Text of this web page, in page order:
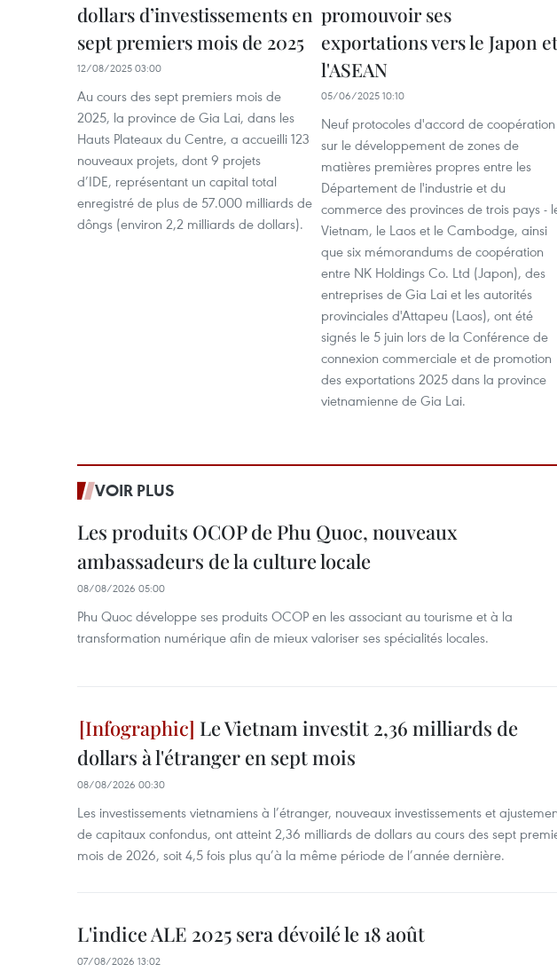
dollars d’investissements en
sept premiers mois de 2025
12/08/2025 03:00
Au cours des sept premiers mois de
2025, la province de Gia Lai, dans les
Hauts Plateaux du Centre, a accueilli 123
nouveaux projets, dont 9 projets
d’IDE, représentant un capital total
enregistré de plus de 57.000 milliards de
dôngs (environ 2,2 milliards de dollars).
promouvoir ses
exportations vers le Japon et
l'ASEAN
05/06/2025 10:10
Neuf protocoles d'accord de coopération
sur le développement de zones de
matières premières propres entre les
Département de l'industrie et du
commerce des provinces de trois pays -
Vietnam, le Laos et le Cambodge, ainsi
que six mémorandums de coopération
entre NK Holdings Co. Ltd (Japon), des
entreprises de Gia Lai et les autorités
provinciales d'Attapeu (Laos), ont été
signés le 5 juin lors de la Conférence de
connexion commerciale et de promotion
des exportations 2025 dans la province
vietnamienne de Gia Lai.
VOIR PLUS
Les produits OCOP de Phu Quoc, nouveaux
ambassadeurs de la culture locale
08/08/2026 05:00
Phu Quoc développe ses produits OCOP en les associant au tourisme et à la
transformation numérique afin de mieux valoriser ses spécialités locales.
Le Vietnam investit 2,36 milliards de
dollars à l'étranger en sept mois
08/08/2026 00:30
Les investissements vietnamiens à l’étranger, nouveaux investissements et
de capitaux confondus, ont atteint 2,36 milliards de dollars au cours des sept
mois de 2026, soit 4,5 fois plus qu’à la même période de l’année dernière.
L'indice ALE 2025 sera dévoilé le 18 août
07/08/2026 13:02